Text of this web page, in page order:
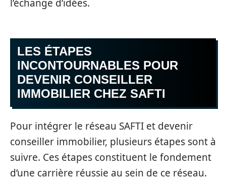
l’échange d’idées.
LES ÉTAPES
INCONTOURNABLES POUR
DEVENIR CONSEILLER
IMMOBILIER CHEZ SAFTI
Pour intégrer le réseau SAFTI et devenir
conseiller immobilier, plusieurs étapes sont à
suivre. Ces étapes constituent le fondement
d’une carrière réussie au sein de ce réseau.